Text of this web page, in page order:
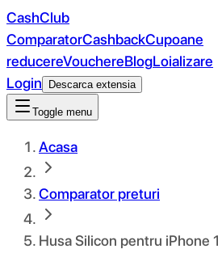
CashClub
ComparatorCashbackCupoane
reducereVouchereBlogLoializare
Login
Descarca extensia
Toggle menu
Acasa
Comparator preturi
Husa Silicon pentru iPhone